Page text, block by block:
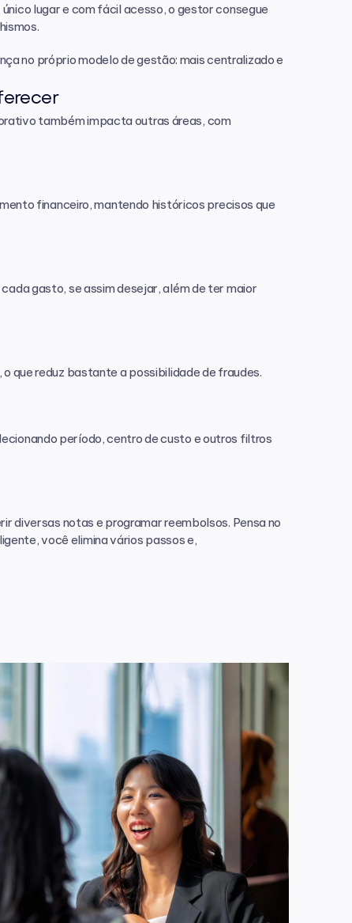
lugar e com fácil acesso, o gestor consegue
no próprio modelo de gestão: mais centralizado e
também impacta outras áreas, com
financeiro, mantendo históricos precisos que
gasto, se assim desejar, além de ter maior
que reduz bastante a possibilidade de fraudes.
período, centro de custo e outros filtros
diversas notas e programar reembolsos. Pensa no
você elimina vários passos e,